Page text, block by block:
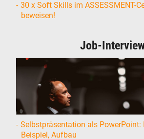
30 x Soft Skills im ASSESSMENT-
beweisen!
Job-
Selbstpräsentation als PowerPoint:
Beispiel, Aufbau